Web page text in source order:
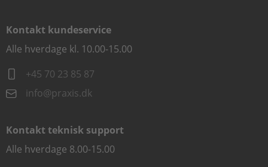
Kontakt kundeservice
Alle hverdage kl. 10.00-15.00
+45 70 23 85 87
info@praxis.dk
Kontakt teknisk support
Alle hverdage 8.00-15.00